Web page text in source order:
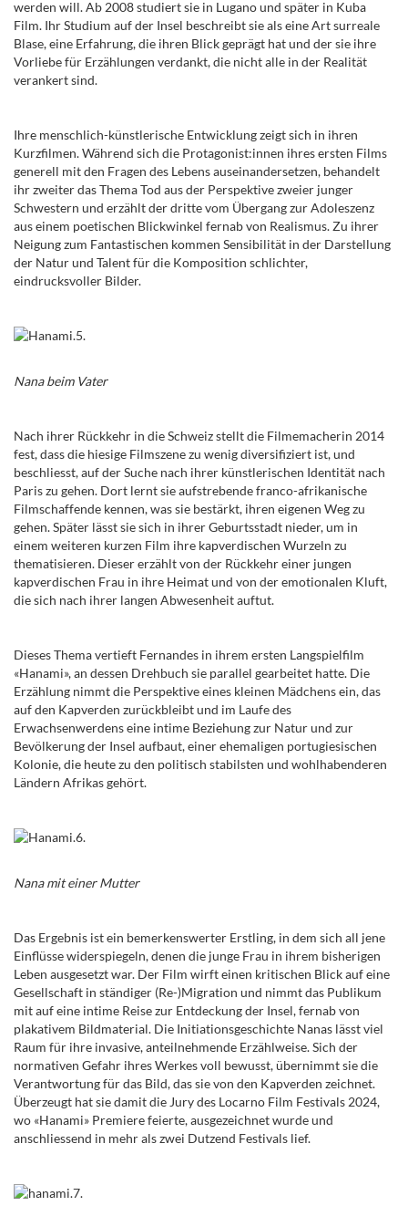
werden will. Ab 2008 studiert sie in Lugano und später in Kuba
Film. Ihr Studium auf der Insel beschreibt sie als eine Art surreale
Blase, eine Erfahrung, die ihren Blick geprägt hat und der sie ihre
Vorliebe für Erzählungen verdankt, die nicht alle in der Realität
verankert sind.
Ihre menschlich-künstlerische Entwicklung zeigt sich in ihren
Kurzfilmen. Während sich die Protagonist:innen ihres ersten Films
generell mitden Fragen des Lebens auseinandersetzen, behandelt
ihr zweiter das Thema Tod aus der Perspektive zweier junger
Schwestern und erzählt der dritte vom Übergang zur Adoleszenz
aus einem poetischen Blickwinkel fernab von Realismus. Zu ihrer
Neigung zum Fantastischen kommen Sensibilität in der Darstellung
der Natur und Talent für die Komposition schlichter,
eindrucksvoller Bilder.
Nana beim Vater
Nach ihrer Rückkehr in die Schweiz stellt die Filmemacherin 2014
fest, dass die hiesige Filmszene zu wenig diversifiziert ist, und
beschliesst, auf der Suche nach ihrer künstlerischen Identität nach
Paris zu gehen. Dort lernt sie aufstrebende franco-afrikanische
Filmschaffende kennen, was sie bestärkt, ihren eigenen Weg zu
gehen. Später lässt sie sich in ihrer Geburtsstadt nieder, um in
einem weiteren kurzen Film ihre kapverdischen Wurzeln zu
thematisieren. Dieser erzählt von der Rückkehr einer jungen
kapverdischen Frau in ihre Heimat und von der emotionalen Kluft,
die sich nach ihrer langen Abwesenheit auftut.
Dieses Thema vertieft Fernandes in ihrem ersten Langspielfilm
«Hanami», an dessen Drehbuch sie parallel gearbeitet hatte. Die
Erzählung nimmt die Perspektive eines kleinen Mädchens ein, das
auf den Kapverden zurückbleibt und im Laufe des
Erwachsenwerdens eine intime Beziehung zur Naturund zur
Bevölkerung der Insel aufbaut,einer ehemaligen portugiesischen
Kolonie, die heute zu den politisch stabilsten und wohlhabenderen
Ländern Afrikas gehört.
Nana mit einer Mutter
Das Ergebnis ist ein bemerkenswerter Erstling, in dem sich all jene
Einflüsse widerspiegeln, denen die junge Frau in ihrem bisherigen
Leben ausgesetzt war. Der Film wirft einen kritischen Blick auf eine
Gesellschaft in ständiger (Re-)Migration und nimmt das Publikum
mit auf eine intime Reise zur Entdeckung der Insel, fernab von
plakativem Bildmaterial. Die Initiationsgeschichte Nanas lässt viel
Raum für ihre invasive, anteilnehmende Erzählweise. Sich der
normativen Gefahr ihres Werkes voll bewusst, übernimmt sie die
Verantwortung für das Bild, das sie von den Kapverden zeichnet.
Überzeugt hat sie damit die Jury des Locarno Film Festivals 2024,
wo «Hanami» Premiere feierte, ausgezeichnet wurde und
anschliessend in mehr als zwei Dutzend Festivals lief.